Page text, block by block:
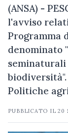
(ANSA) -
l'avviso
Programma
denominato
seminaturali
Politiche
PUBBLICATO IL20